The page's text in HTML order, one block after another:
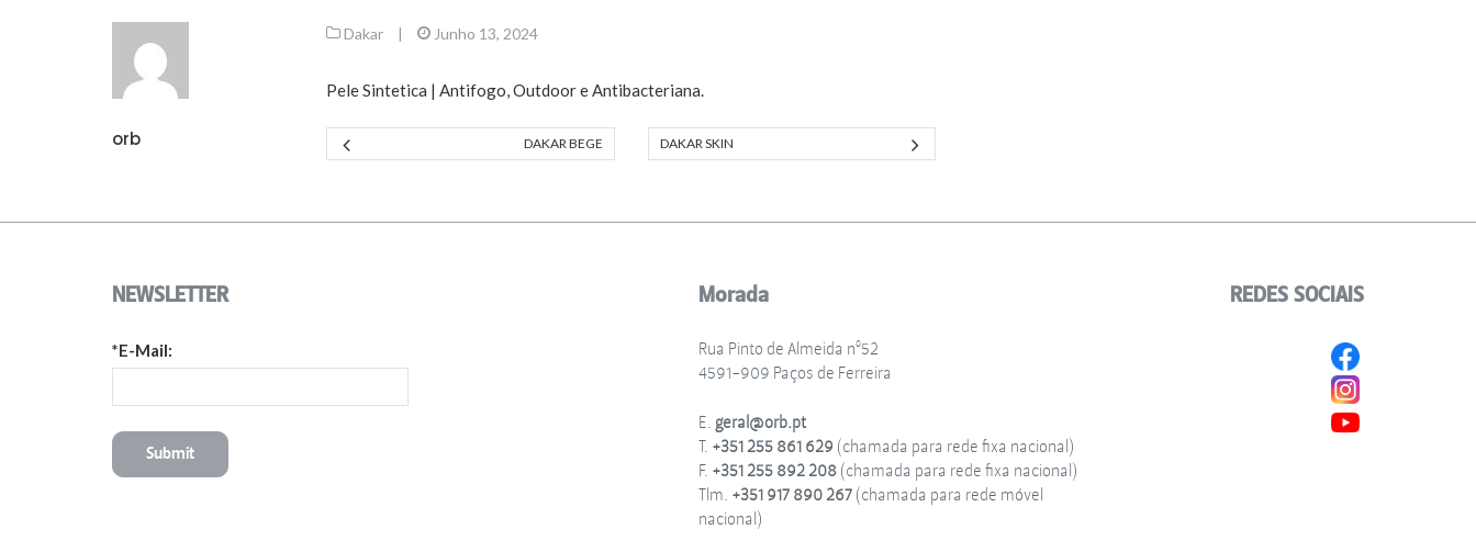
orb
Dakar | Junho 13, 2024
Pele Sintetica | Antifogo, Outdoor e Antibacteriana.
DAKAR BEGE DAKAR SKIN
NEWSLETTER
*E-Mail:
Morada
Rua Pinto de Almeida nº52
4591-909 Paços de Ferreira
E. geral@orb.pt
T. +351 255 861 629 (chamada para rede fixa nacional)
F. +351 255 892 208(chamada para rede fixa nacional)
Tlm. +351 917 890 267(chamada para rede móvel
nacional)
REDES SOCIAIS